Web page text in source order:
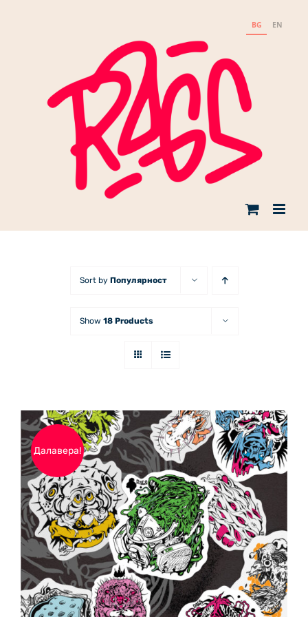
BG EN
Sort by Популярност
Show 18 Products
Далавера!
ДОБАВЯНЕ В КОЛИЧКАТА
/
ДЕТАЙЛИ